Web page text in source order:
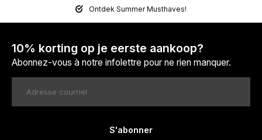
Ontdek Summer Musthaves!
10% korting op je eerste aankoop?
Abonnez-vous à notre infolettre pour ne rien manquer.
S'abonner